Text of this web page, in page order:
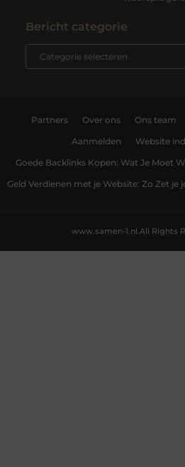
Bericht categorie
Partners Over ons Ons team
Aanmelden Website
Goede Backlinks Kopen: Wat Je Moet
Geld Verdienen met je Website: Zo Zet
All Rights
www.samen-1.nl.